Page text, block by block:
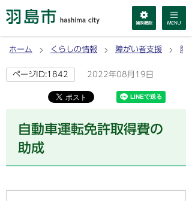
ホーム くらしの情報 障がい者支援 障
ページID:1842 2022年08月19日
自動車運転免許取得費の
助成